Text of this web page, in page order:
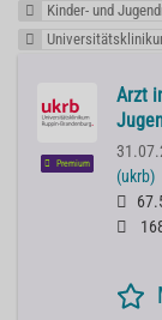
Kinder- und
Premium
Arzt
(ukrb)